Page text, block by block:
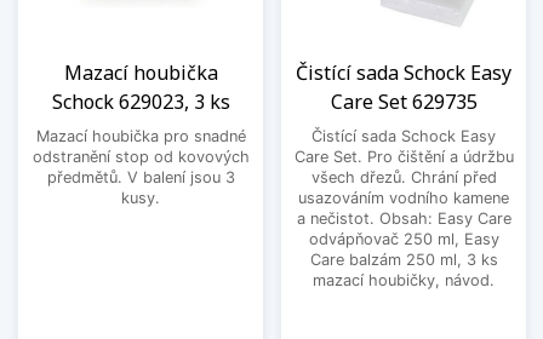
Mazací houbička
Schock 629023, 3 ks
Mazací houbička pro snadné
odstranění stop od kovových
předmětů. V balení jsou 3
kusy.
Čistící sada Schock Easy
Care Set 629735
Čistící sada Schock Easy
Care Set. Pro čištění a údržbu
všech dřezů. Chrání před
usazováním vodního kamene
a nečistot. Obsah: Easy Care
odvápňovač 250 ml, Easy
Care balzám 250 ml, 3 ks
mazací houbičky, návod.